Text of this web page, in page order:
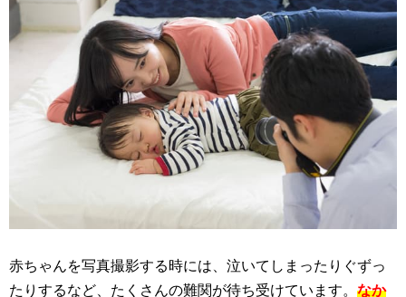
赤ちゃんを写真撮影する時には、泣いてしまったりぐずっ
たりするなど、たくさんの難関が待ち受けています。 なか